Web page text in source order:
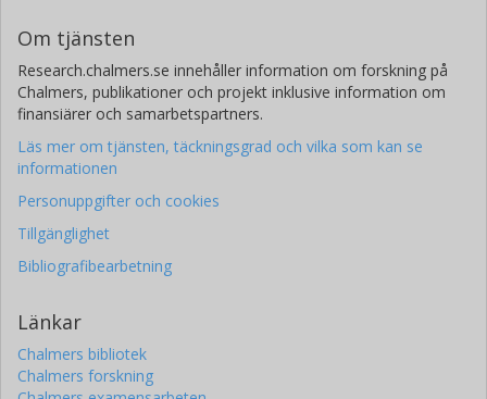
Om tjänsten
Research.chalmers.se innehåller information om forskning på
Chalmers, publikationer och projekt inklusive information om
finansiärer och samarbetspartners.
Läs mer om tjänsten, täckningsgrad och vilka som kan se
informationen
Personuppgifter och cookies
Tillgänglighet
Bibliografibearbetning
Länkar
Chalmers bibliotek
Chalmers forskning